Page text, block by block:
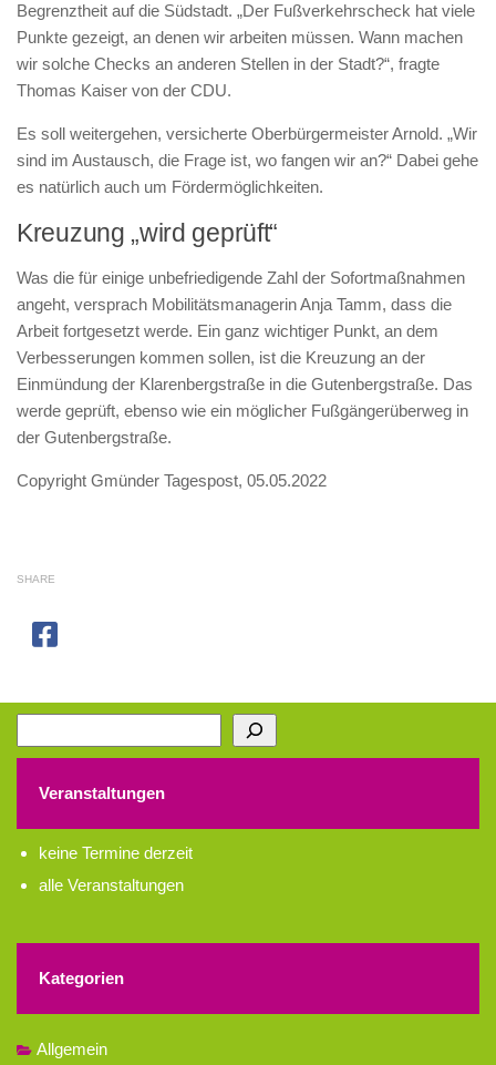
Begrenztheit auf die Südstadt. „Der Fußverkehrscheck hat viele
Punkte gezeigt, an denen wir arbeiten müssen. Wann machen
wir solche Checks an anderen Stellen in der Stadt?“, fragte
Thomas Kaiser von der CDU.
Es soll weitergehen, versicherte Oberbürgermeister Arnold. „Wir
sind im Austausch, die Frage ist, wo fangen wir an?“ Dabei gehe
es natürlich auch um Fördermöglichkeiten.
Kreuzung „wird geprüft“
Was die für einige unbefriedigende Zahl der Sofortmaßnahmen
angeht, versprach Mobilitätsmanagerin Anja Tamm, dass die
Arbeit fortgesetzt werde. Ein ganz wichtiger Punkt, an dem
Verbesserungen kommen sollen, ist die Kreuzung an der
Einmündung der Klarenbergstraße in die Gutenbergstraße. Das
werde geprüft, ebenso wie ein möglicher Fußgängerüberweg in
der Gutenbergstraße.
Copyright Gmünder Tagespost, 05.05.2022
SHARE
Veranstaltungen
keine Termine derzeit
alle Veranstaltungen
Kategorien
Allgemein